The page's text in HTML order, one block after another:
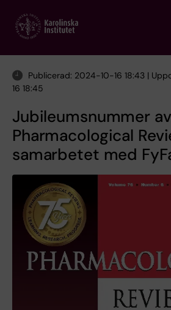
main
Publicerad: 2024-10-16 18:43 |
16 18:45
Jubileumsnummer av
Pharmacological
samarbetet med